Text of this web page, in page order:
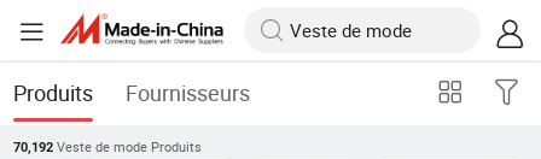
Produits Fournisseurs
70,192 Veste de mode Produits